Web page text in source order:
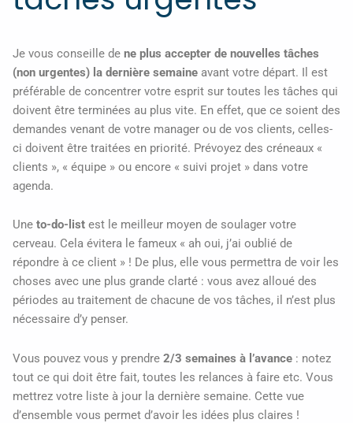
Je vous conseille de ne plus accepter de nouvelles tâches
(non urgentes) la dernière semaine avant votre départ. Il est
préférable de concentrer votre esprit sur toutes les tâches qui
doivent être terminées au plus vite. En effet, que ce soient des
demandes venant de votre manager ou de vos clients, celles-
ci doivent être traitées en priorité. Prévoyez des créneaux «
clients », « équipe » ou encore « suivi projet » dans votre
agenda.
Une to-do-list est le meilleur moyen de soulager votre
cerveau. Cela évitera le fameux « ah oui, j’ai oublié de
répondre à ce client » ! De plus, elle vous permettra de voir les
choses avec une plus grande clarté : vous avez alloué des
périodes au traitement de chacune de vos tâches, il n’est plus
nécessaire d’y penser.
Vous pouvez vous y prendre 2/3 semaines à l’avance : notez
tout ce qui doit être fait, toutes les relances à faire etc. Vous
mettrez votre liste à jour la dernière semaine. Cette vue
d’ensemble vous permet d’avoir les idées plus claires !